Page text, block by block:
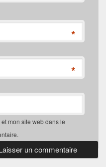
*
*
mon site web dans le